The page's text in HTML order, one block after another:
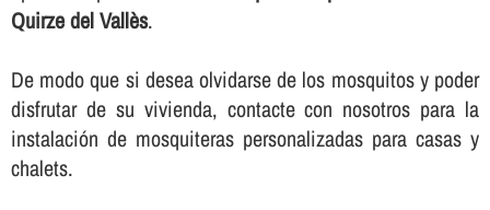
Quirze del Vallès.
De modo que si desea olvidarse de los mosquitos y poder
disfrutar de su vivienda, contacte con nosotros para la
instalación de mosquiteras personalizadas para casas y
chalets.